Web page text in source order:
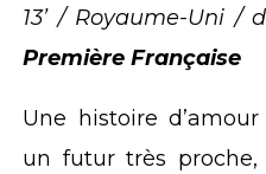
13’ / Royaume-Uni
Première Française
Une histoire
un futur très